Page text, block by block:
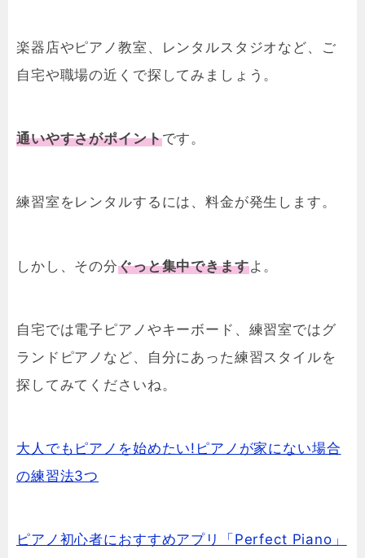
楽器店やピアノ教室、レンタルスタジオなど、ご
自宅や職場の近くで探してみましょう。
通いやすさがポイントです。
練習室をレンタルするには、料金が発生します。
しかし、その分ぐっと集中できますよ。
自宅では電子ピアノやキーボード、練習室ではグ
ランドピアノなど、自分にあった練習スタイルを
探してみてくださいね。
大人でもピアノを始めたい!ピアノが家にない場合
の練習法3つ
ピアノ初心者におすすめアプリ「Perfect Piano」